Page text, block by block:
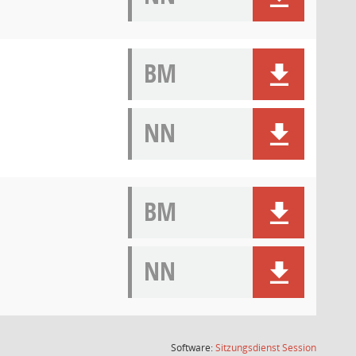
BM
NN
BM
NN
Software:SitzungsdienstSession(Wird in